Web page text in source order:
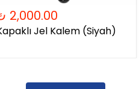
2,000.00
Jel Kalem (Siyah)